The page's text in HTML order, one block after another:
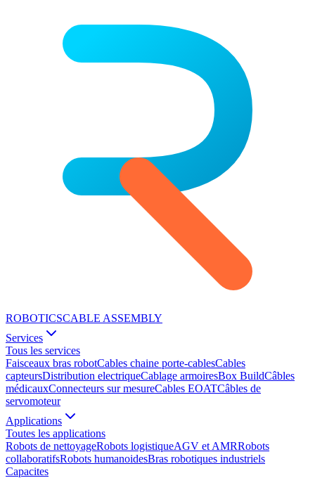
ROBOTICSCABLE ASSEMBLY
Services
Tous les services
Faisceaux bras robotCables chaine porte-cablesCables
capteursDistribution electriqueCablage armoiresBox BuildCâbles
médicauxConnecteurs sur mesureCables EOATCâbles de
servomoteur
Applications
Toutes les applications
Robots de nettoyageRobots logistiqueAGV et AMRRobots
collaboratifsRobots humanoidesBras robotiques industriels
Capacites